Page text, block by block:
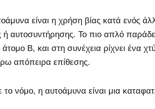
είναι η χρήση βίας κατά ενός
αυτοσυντήρησης. Το πιο απλό
άτομο Β, και στη συνέχεια ρίχνει ένα
απόπειρα επίθεσης.
νόμο, η αυτοάμυνα είναι μια